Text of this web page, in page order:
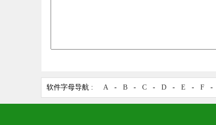
软件字母导航 : A - B - C - D - E - F -